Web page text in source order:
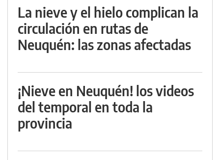
La nieve y el hielo complican la
circulación en rutas de
Neuquén: las zonas afectadas
¡Nieve en Neuquén! los videos
del temporal en toda la
provincia